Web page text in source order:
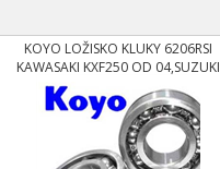
KOYO LOŽISKO KLUKY 6206RSI
KAWASAKI KXF250 OD 04,SUZUKI
RMZ250 04-06